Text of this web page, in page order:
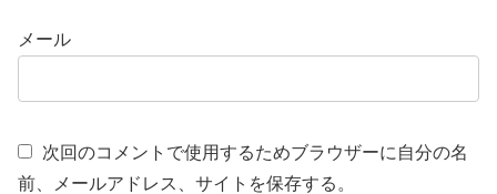
メール
次回のコメントで使用するためブラウザーに自分の名
前、メールアドレス、サイトを保存する。